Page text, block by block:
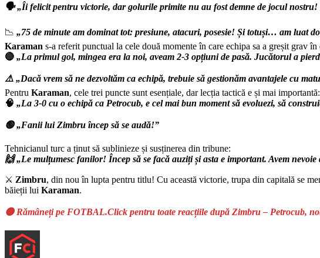
🗣️ „Îi felicit pentru victorie, dar golurile primite nu au fost demne de jocul nostru!
📉 „75 de minute am dominat tot: presiune, atacuri, posesie! Și totuși… am luat
Karaman s-a referit punctual la cele două momente în care echipa sa a greșit grav
🔴 „La primul gol, mingea era la noi, aveam 2-3 opțiuni de pasă. Jucătorul a
⚠️ „Dacă vrem să ne dezvoltăm ca echipă, trebuie să gestionăm avantajele cu
Pentru Karaman, cele trei puncte sunt esențiale, dar lecția tactică e și mai importantă:
🧠 „La 3-0 cu o echipă ca Petrocub, e cel mai bun moment să evoluezi, să
🟢 „Fanii lui Zimbru încep să se audă!”
Tehnicianul turc a ținut să sublinieze și susținerea din tribune:
🙌 „Le mulțumesc fanilor! Încep să se facă auziți și asta e important. Avem nevoie
⚔️ Zimbru, din nou în lupta pentru titlu! Cu această victorie, trupa din capitală se
băieții lui Karaman.
🟡 Rămâneți pe FOTBAL.Click pentru toate reacțiile după Zimbru – Petrocub,